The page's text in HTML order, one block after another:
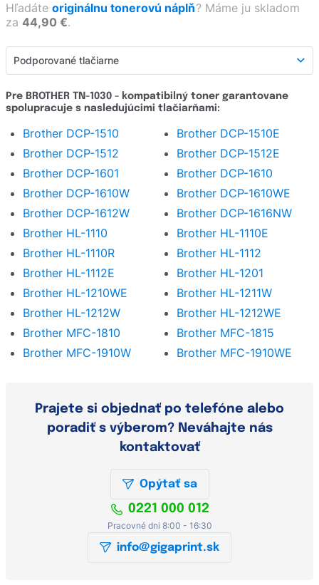
Hľadáte originálnu tonerovú náplň? Máme ju skladom
za 44,90 €.
Podporované tlačiarne
Detailný popis
Hodnotenie produktu
Hodnotenie e-shopu
Opýtať sa
Pre BROTHER TN-1030 - kompatibilný toner garantovane
spolupracuje s nasledujúcimi tlačiarňami:
Brother DCP-1510
Brother DCP-1510E
Brother DCP-1512
Brother DCP-1512E
Brother DCP-1601
Brother DCP-1610
Brother DCP-1610W
Brother DCP-1610WE
Brother DCP-1612W
Brother DCP-1616NW
Brother HL-1110
Brother HL-1110E
Brother HL-1110R
Brother HL-1112
Brother HL-1112E
Brother HL-1201
Brother HL-1210WE
Brother HL-1211W
Brother HL-1212W
Brother HL-1212WE
Brother MFC-1810
Brother MFC-1815
Brother MFC-1910W
Brother MFC-1910WE
Prajete si objednať po telefóne alebo
poradiť s výberom? Neváhajte nás
kontaktovať
Opýtať sa
0221 000 012
Pracovné dni 8:00 - 16:30
info@gigaprint.sk